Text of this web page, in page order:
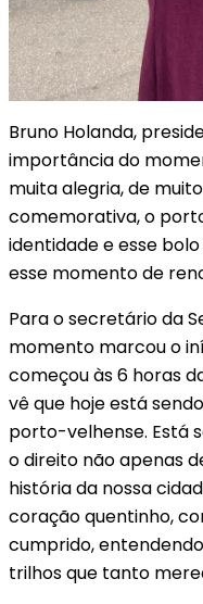
Bruno Holanda,
importância do
muita alegria, de
comemorativa, o
identidade e esse
esse momento de
Para o secretário da
momento marcou o
começou às 6 horas
vê que hoje está
porto-velhense. Está
o direito não apenas
história da nossa
coração quentinho,
cumprido,
trilhos que tanto